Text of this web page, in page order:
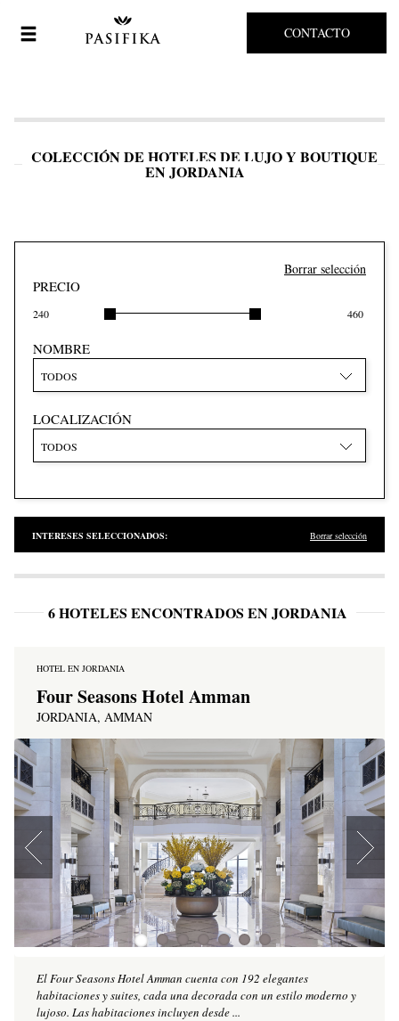
CONTACTO
COLECCIÓN DE HOTELES DE LUJO Y BOUTIQUE
EN JORDANIA
Borrar selección
PRECIO
240 460
NOMBRE
TODOS
LOCALIZACIÓN
TODOS
INTERESES SELECCIONADOS: Borrar selección
6 HOTELES ENCONTRADOS EN JORDANIA
HOTEL EN JORDANIA
Four Seasons Hotel Amman
JORDANIA, AMMAN
El Four Seasons Hotel Amman cuenta con 192 elegantes
habitaciones y suites, cada una decorada con un estilo moderno y
lujoso. Las habitaciones incluyen desde ...